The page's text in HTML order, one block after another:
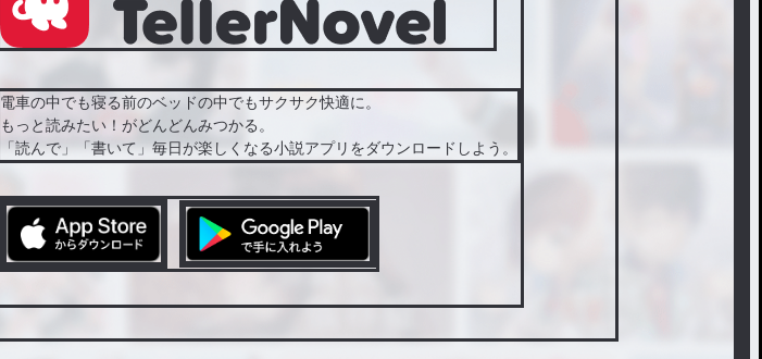
電車の中でも寝る前のベッドの中でもサクサク快適に。
もっと読みたい！がどんどんみつかる。
「読んで」「書いて」毎日が楽しくなる小説アプリをダウンロードしよう。